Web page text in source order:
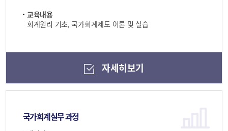
교육내용
회계원리 기초, 국가회계제도 이론 및 실습
자세히보기
국가회계실무 과정